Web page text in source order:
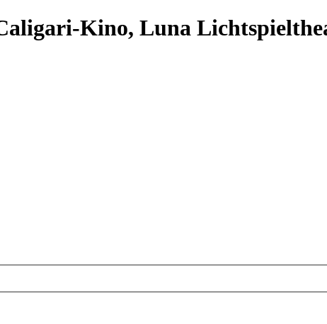
Kino, Luna